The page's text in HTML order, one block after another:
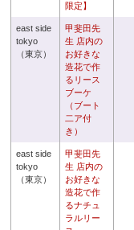
限定】
east side
tokyo
（東京）
甲斐田先
生 店内の
お好きな
造花で作
るリース
ブーケ
（ブート
二ア付
き）
east side
tokyo
（東京）
甲斐田先
生 店内の
お好きな
造花で作
るナチュ
ラルリー